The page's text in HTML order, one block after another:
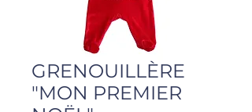
GRENOUILLÈRE
"MON PREMIER